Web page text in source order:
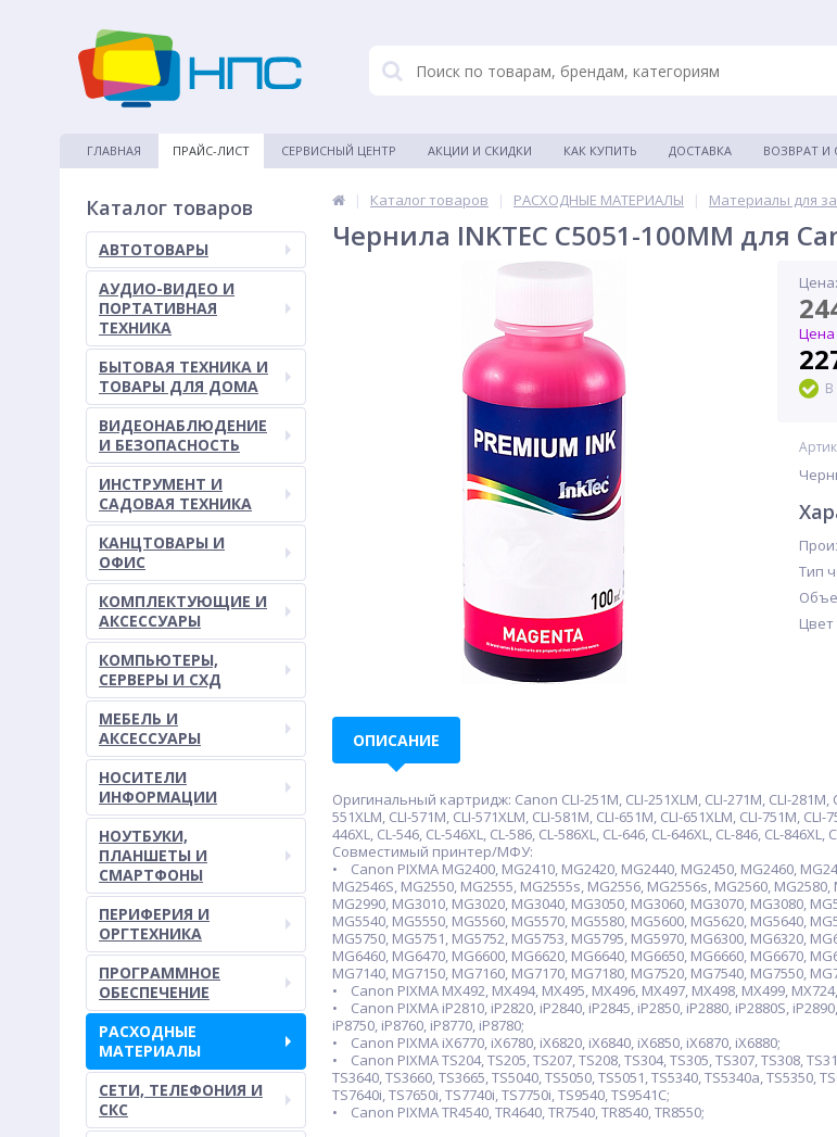
ГЛАВНАЯ ПРАЙС-ЛИСТ СЕРВИСНЫЙ ЦЕНТР АКЦИИ И СКИДКИ КАК КУПИТЬ ДОСТАВКА ВОЗВРАТ И
Каталог товаров
АВТОТОВАРЫ
АУДИО-ВИДЕО И
ПОРТАТИВНАЯ
ТЕХНИКА
БЫТОВАЯ ТЕХНИКА И
ТОВАРЫ ДЛЯ ДОМА
ВИДЕОНАБЛЮДЕНИЕ
И БЕЗОПАСНОСТЬ
ИНСТРУМЕНТ И
САДОВАЯ ТЕХНИКА
КАНЦТОВАРЫ И
ОФИС
КОМПЛЕКТУЮЩИЕ И
АКСЕССУАРЫ
КОМПЬЮТЕРЫ,
СЕРВЕРЫ И СХД
МЕБЕЛЬ И
АКСЕССУАРЫ
НОСИТЕЛИ
ИНФОРМАЦИИ
НОУТБУКИ,
ПЛАНШЕТЫ И
СМАРТФОНЫ
ПЕРИФЕРИЯ И
ОРГТЕХНИКА
ПРОГРАММНОЕ
ОБЕСПЕЧЕНИЕ
РАСХОДНЫЕ
МАТЕРИАЛЫ
СЕТИ, ТЕЛЕФОНИЯ И
СКС
| Каталог товаров | РАСХОДНЫЕ МАТЕРИАЛЫ | Материалы для
Чернила INKTEC C5051-100MM для
Цена:
Цена
В
Тип
Цвет
ОПИСАНИЕ
Оригинальный картридж: Canon CLI-251M, CLI-251XLM, CLI-271M, CLI-281M,
551XLM, CLI-571M, CLI-571XLM, CLI-581M, CLI-651M, CLI-651XLM, CLI-751M,
446XL, CL-546, CL-546XL, CL-586, CL-586XL, CL-646, CL-646XL, CL-846, CL-846XL,
Совместимый принтер/МФУ:
• Canon PIXMA MG2400, MG2410, MG2420, MG2440, MG2450, MG2460,
MG2546S, MG2550, MG2555, MG2555s, MG2556, MG2556s, MG2560,
MG2990, MG3010, MG3020, MG3040, MG3050, MG3060, MG3070, MG3080,
MG5540, MG5550, MG5560, MG5570, MG5580, MG5600, MG5620, MG5640,
MG5750, MG5751, MG5752, MG5753, MG5795, MG5970, MG6300, MG6320,
MG6460, MG6470, MG6600, MG6620, MG6640, MG6650, MG6660, MG6670,
MG7140, MG7150, MG7160, MG7170, MG7180, MG7520, MG7540, MG7550,
• Canon PIXMA MX492, MX494, MX495, MX496, MX497, MX498, MX499,
• Canon PIXMA iP2810, iP2820, iP2840, iP2845, iP2850, iP2880, iP2880S,
iP8750, iP8760, iP8770, iP8780;
• Canon PIXMA iX6770, iX6780, iX6820, iX6840, iX6850, iX6870, iX6880;
• Canon PIXMA TS204, TS205, TS207, TS208, TS304, TS305, TS307, TS308,
TS3640, TS3660, TS3665, TS5040, TS5050, TS5051, TS5340, TS5340a, TS5350,
TS7640i, TS7650i, TS7740i, TS7750i, TS9540, TS9541C;
• Canon PIXMA TR4540, TR4640, TR7540, TR8540, TR8550;